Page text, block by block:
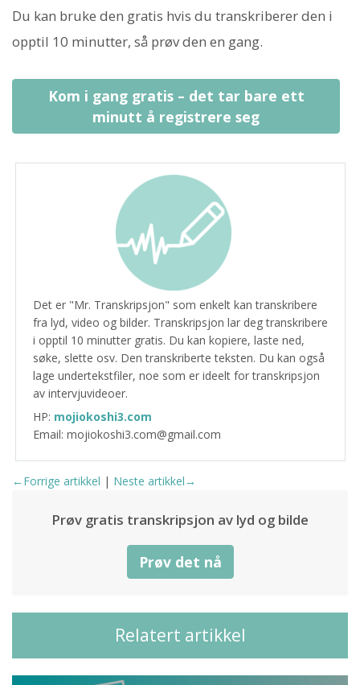
Du kan bruke den gratis hvis du transkriberer den i
opptil 10 minutter, så prøv den en gang.
Kom i gang gratis – det tar bare ett
minutt å registrere seg
Det er "Mr. Transkripsjon" som enkelt kan transkribere
fra lyd, video og bilder. Transkripsjon lar deg transkribere
i opptil 10 minutter gratis. Du kan kopiere, laste ned,
søke, slette osv. Den transkriberte teksten. Du kan også
lage undertekstfiler, noe som er ideelt for transkripsjon
av intervjuvideoer.
HP: mojiokoshi3.com
Email: mojiokoshi3.com@gmail.com
←Forrige artikkel | Neste artikkel→
Prøv gratis transkripsjon av lyd og bilde
Prøv det nå
Relatert artikkel